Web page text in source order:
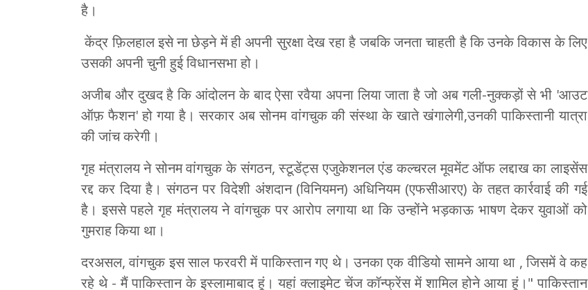
है।
केंद्र फ़िलहाल इसे ना छेड़ने में ही अपनी सुरक्षा देख रहा है जबकि जनता चाहती है कि उनके विकास के लिए
उसकी अपनी चुनी हुई विधानसभा हो।
अजीब और दुखद है कि आंदोलन के बाद ऐसा रवैया अपना लिया जाता है जो अब गली-नुक्कड़ों से भी 'आउट
ऑफ़ फैशन' हो गया है। सरकार अब सोनम वांगचुक की संस्था के खाते खंगालेगी,उनकी पाकिस्तानी यात्रा
की जांच करेगी।
गृह मंत्रालय ने सोनम वांगचुक के संगठन, स्टूडेंट्स एजुकेशनल एंड कल्चरल मूवमेंट ऑफ लद्दाख का लाइसेंस
रद्द कर दिया है। संगठन पर विदेशी अंशदान (विनियमन) अधिनियम (एफसीआरए) के तहत कार्रवाई की गई
है। इससे पहले गृह मंत्रालय ने वांगचुक पर आरोप लगाया था कि उन्होंने भड़काऊ भाषण देकर युवाओं को
गुमराह किया था।
दरअसल, वांगचुक इस साल फरवरी में पाकिस्तान गए थे। उनका एक वीडियो सामने आया था , जिसमें वे कह
रहे थे - मैं पाकिस्तान के इस्लामाबाद हूं। यहां क्लाइमेट चेंज कॉन्फ्रेंस में शामिल होने आया हूं।" पाकिस्तान